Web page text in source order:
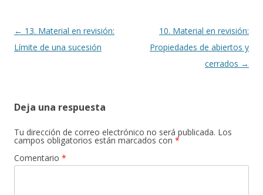
Navegación
de
← 13. Material en revisión:
Límite de una sucesión
10. Material en revisión:
Propiedades de abiertos y
cerrados →
Deja una respuesta
Tu dirección de correo electrónico no será publicada. Los
campos obligatorios están marcados con *
Comentario *